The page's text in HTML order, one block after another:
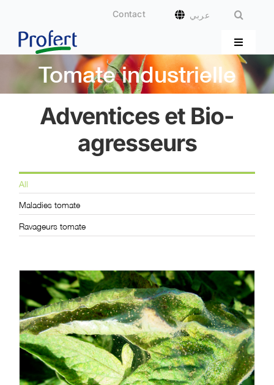
contenu
Contact عربي
Toggle
Accueil profert
Qui sommes-nous ?
Cultures
Nos produits
Nos supports
Réclamation
E-learning
Tomate industrielle
Adventices et Bio-
agresseurs
All
Maladies tomate
Ravageurs tomate